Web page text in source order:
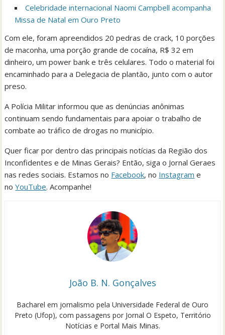
Celebridade internacional Naomi Campbell acompanha
Missa de Natal em Ouro Preto
Com ele, foram apreendidos 20 pedras de crack, 10 porções
de maconha, uma porção grande de cocaína, R$ 32 em
dinheiro, um power bank e três celulares. Todo o material foi
encaminhado para a Delegacia de plantão, junto com o autor
preso.
A Polícia Militar informou que as denúncias anônimas
continuam sendo fundamentais para apoiar o trabalho de
combate ao tráfico de drogas no município.
Quer ficar por dentro das principais notícias da Região dos
Inconfidentes e de Minas Gerais? Então, siga o Jornal Geraes
nas redes sociais. Estamos no Facebook, no Instagram e
noYouTube. Acompanhe!
João B. N. Gonçalves
Bacharel em jornalismo pela Universidade Federal de Ouro
Preto (Ufop), com passagens por Jornal O Espeto, Território
Notícias e Portal Mais Minas.